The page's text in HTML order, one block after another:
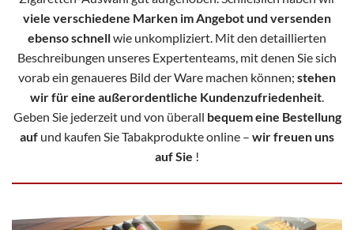
viele verschiedene Marken im Angebot und versenden
ebenso schnellwie unkompliziert. Mit den detaillierten
Beschreibungen unseres Expertenteams, mit denen Sie sich
vorab ein genaueres Bild der Ware machen können; stehen
wir für eine außerordentliche Kundenzufriedenheit.
Geben Sie jederzeit und von überall bequem eine Bestellung
auf und kaufen Sie Tabakprodukte online – wir freuen uns
auf Sie !